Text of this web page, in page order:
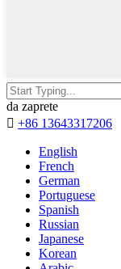
da zaprete
 +86 13643317206
English
French
German
Portuguese
Spanish
Russian
Japanese
Korean